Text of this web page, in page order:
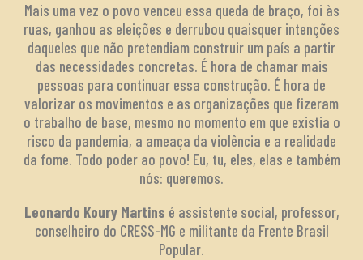
Mais uma vez o povo venceu essa queda de braço, foi às
ruas, ganhou as eleições e derrubou quaisquer intenções
daqueles que não pretendiam construir um país a partir
das necessidades concretas. É hora de chamar mais
pessoas para continuar essa construção. É hora de
valorizar os movimentos e as organizações que fizeram
o trabalho de base, mesmo no momento em que existia o
risco da pandemia, a ameaça da violência e a realidade
da fome. Todo poder ao povo! Eu, tu, eles, elas e também
nós: queremos.
Leonardo Koury Martins é assistente social, professor,
conselheiro do CRESS-MG e militante da Frente Brasil
Popular.